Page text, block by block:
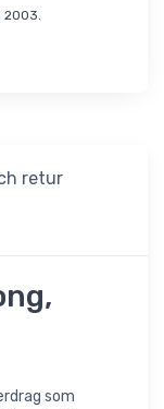
2003.
retur
som